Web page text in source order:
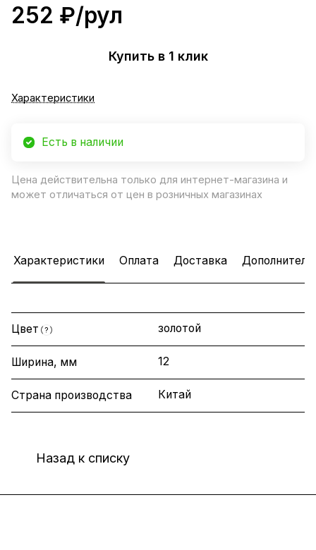
252 ₽/рул
Купить в 1 клик
Характеристики
Есть в наличии
Цена действительна только для интернет-магазина и
может отличаться от цен в розничных магазинах
Характеристики Оплата Доставка
Цвет ? золотой
Ширина, мм 12
Страна производства Китай
Назад к списку